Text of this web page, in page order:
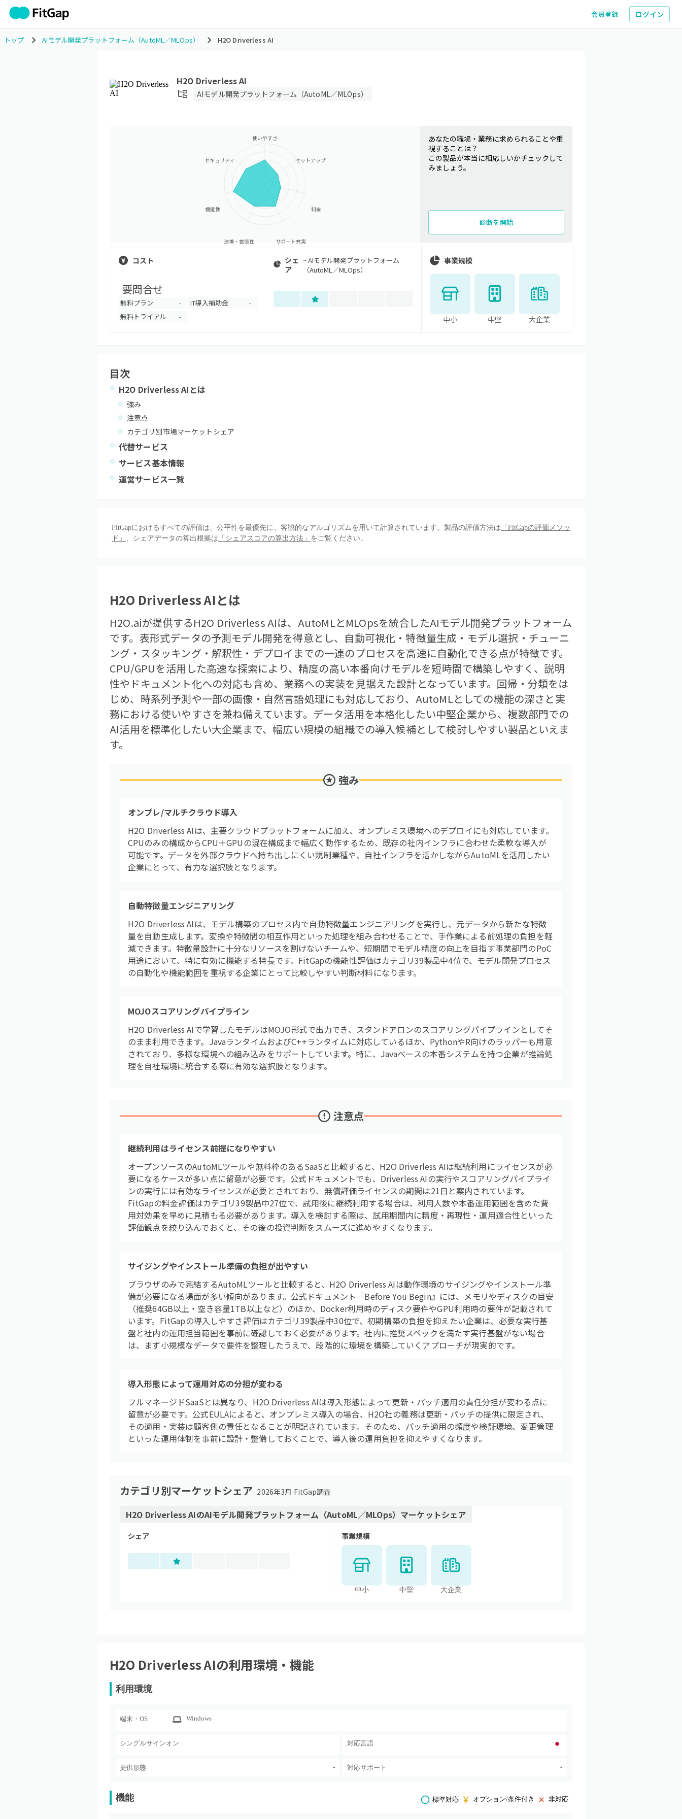
会員登録 ログイン
トップ AIモデル開発プラットフォーム（AutoML／MLOps） H2O Driverless AI
H2O Driverless AI
AIモデル開発プラットフォーム（AutoML／MLOps）
使いやすさ
セットアップ
料金
サポート充実
連携・拡張性
機能性
セキュリティ
あなたの職場・業務に求められることや重
視することは？
この製品が本当に相応しいかチェックして
みましょう。
診断を開始
コスト
要問合せ
無料プラン - IT導入補助金 -
無料トライアル -
シェ
ア
~AIモデル開発プラットフォーム
（AutoML／MLOps）
事業規模
中小 中堅 大企業
目次
H2O Driverless AI とは
強み
注意点
カテゴリ別市場マーケットシェア
代替サービス
サービス基本情報
運営サービス一覧
FitGapにおけるすべての評価は、公平性を最優先に、客観的なアルゴリズムを用いて計算されています。製品の評価方法は 「FitGapの評価メソッ
ド」 、シェアデータの算出根拠は 「シェアスコアの算出方法」 をご覧ください。
H2O Driverless AIとは
H2O.aiが提供するH2O Driverless AIは、AutoMLとMLOpsを統合したAIモデル開発プラットフォーム
です。表形式データの予測モデル開発を得意とし、自動可視化・特徴量生成・モデル選択・チューニ
ング・スタッキング・解釈性・デプロイまでの一連のプロセスを高速に自動化できる点が特徴です。
CPU/GPUを活用した高速な探索により、精度の高い本番向けモデルを短時間で構築しやすく、説明
性やドキュメント化への対応も含め、業務への実装を見据えた設計となっています。回帰・分類をは
じめ、時系列予測や一部の画像・自然言語処理にも対応しており、AutoMLとしての機能の深さと実
務における使いやすさを兼ね備えています。データ活用を本格化したい中堅企業から、複数部門での
AI活用を標準化したい大企業まで、幅広い規模の組織での導入候補として検討しやすい製品といえま
す。
強み
オンプレ/マルチクラウド導入
H2O Driverless AIは、主要クラウドプラットフォームに加え、オンプレミス環境へのデプロイにも対応しています。
CPUのみの構成からCPU＋GPUの混在構成まで幅広く動作するため、既存の社内インフラに合わせた柔軟な導入が
可能です。データを外部クラウドへ持ち出しにくい規制業種や、自社インフラを活かしながらAutoMLを活用したい
企業にとって、有力な選択肢となります。
自動特徴量エンジニアリング
H2O Driverless AIは、モデル構築のプロセス内で自動特徴量エンジニアリングを実行し、元データから新たな特徴
量を自動生成します。変換や特徴間の相互作用といった処理を組み合わせることで、手作業による前処理の負担を軽
減できます。特徴量設計に十分なリソースを割けないチームや、短期間でモデル精度の向上を目指す事業部門のPoC
用途において、特に有効に機能する特長です。FitGapの機能性評価はカテゴリ39製品中4位で、モデル開発プロセス
の自動化や機能範囲を重視する企業にとって比較しやすい判断材料になります。
MOJOスコアリングパイプライン
H2O Driverless AIで学習したモデルはMOJO形式で出力でき、スタンドアロンのスコアリングパイプラインとしてそ
のまま利用できます。JavaランタイムおよびC++ランタイムに対応しているほか、PythonやR向けのラッパーも用意
されており、多様な環境への組み込みをサポートしています。特に、Javaベースの本番システムを持つ企業が推論処
理を自社環境に統合する際に有効な選択肢となります。
注意点
継続利用はライセンス前提になりやすい
オープンソースのAutoMLツールや無料枠のあるSaaSと比較すると、H2O Driverless AIは継続利用にライセンスが必
要になるケースが多い点に留意が必要です。公式ドキュメントでも、Driverless AIの実行やスコアリングパイプライ
ンの実行には有効なライセンスが必要とされており、無償評価ライセンスの期間は21日と案内されています。
FitGapの料金評価はカテゴリ39製品中27位で、試用後に継続利用する場合は、利用人数や本番運用範囲を含めた費
用対効果を早めに見積もる必要があります。導入を検討する際は、試用期間内に精度・再現性・運用適合性といった
評価観点を絞り込んでおくと、その後の投資判断をスムーズに進めやすくなります。
サイジングやインストール準備の負担が出やすい
ブラウザのみで完結するAutoMLツールと比較すると、H2O Driverless AIは動作環境のサイジングやインストール準
備が必要になる場面が多い傾向があります。公式ドキュメント『Before You Begin』には、メモリやディスクの目安
（推奨64GB以上・空き容量1TB以上など）のほか、Docker利用時のディスク要件やGPU利用時の要件が記載されて
います。FitGapの導入しやすさ評価はカテゴリ39製品中30位で、初期構築の負担を抑えたい企業は、必要な実行基
盤と社内の運用担当範囲を事前に確認しておく必要があります。社内に推奨スペックを満たす実行基盤がない場合
は、まず小規模なデータで要件を整理したうえで、段階的に環境を構築していくアプローチが現実的です。
導入形態によって運用対応の分担が変わる
フルマネージドSaaSとは異なり、H2O Driverless AIは導入形態によって更新・パッチ適用の責任分担が変わる点に
留意が必要です。公式EULAによると、オンプレミス導入の場合、H2O社の義務は更新・パッチの提供に限定され、
その適用・実装は顧客側の責任となることが明記されています。そのため、パッチ適用の頻度や検証環境、変更管理
といった運用体制を事前に設計・整備しておくことで、導入後の運用負担を抑えやすくなります。
カテゴリ別マーケットシェア 2026年3月 FitGap調査
H2O Driverless AIのAIモデル開発プラットフォーム（AutoML／MLOps） マーケットシェア
シェア 事業規模
中小 中堅 大企業
H2O Driverless AIの利用環境・機能
利用環境
端末・OS Windows
シングルサインオン 対応言語
提供形態 - 対応サポート -
機能 標準対応 オプション/条件付き 非対応